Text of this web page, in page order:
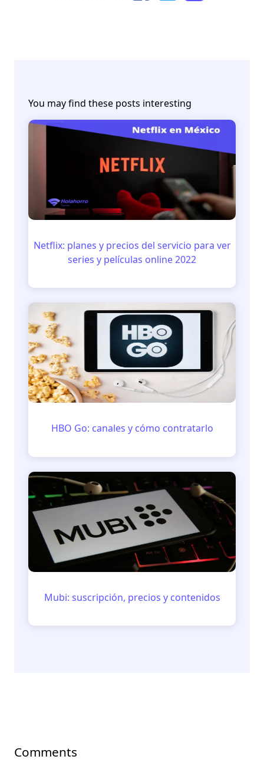
You may find these posts interesting
Netflix: planes y precios del servicio para ver
series y películas online 2022
HBO Go: canales y cómo contratarlo
Mubi: suscripción, precios y contenidos
Comments